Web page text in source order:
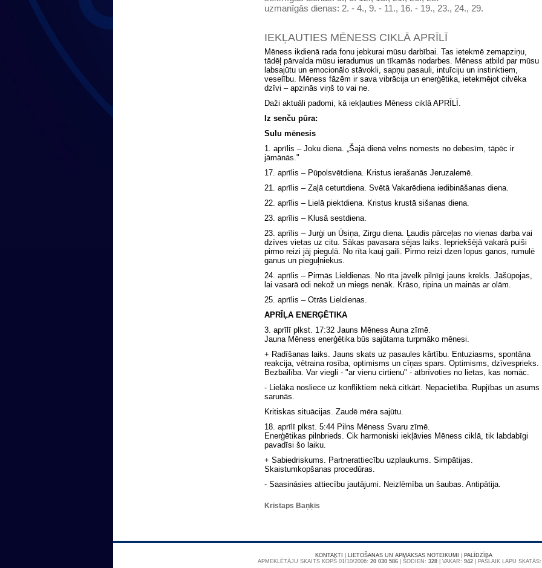
uzmanīgās dienas: 2. - 4., 9. - 11., 16. - 19., 23., 24., 29.
IEKĻAUTIES MĒNESS CIKLĀ APRĪLĪ
Mēness ikdienā rada fonu jebkurai mūsu darbībai. Tas ietekmē zemapziņu,
tādēļ pārvalda mūsu ieradumus un tīkamās nodarbes. Mēness atbild par mūsu
labsajūtu un emocionālo stāvokli, sapņu pasauli, intuīciju un instinktiem,
veselību. Mēness fāzēm ir sava vibrācija un enerģētika, ietekmējot cilvēka
dzīvi – apzinās viņš to vai ne.
Daži aktuāli padomi, kā iekļauties Mēness ciklā APRĪLĪ.
Iz senču pūra:
Sulu mēnesis
1. aprīlis – Joku diena. „Šajā dienā velns nomests no debesīm, tāpēc ir
jāmānās."
17. aprīlis – Pūpolsvētdiena. Kristus ierašanās Jeruzalemē.
21. aprīlis – Zaļā ceturtdiena. Svētā Vakarēdiena iedibināšanas diena.
22. aprīlis – Lielā piektdiena. Kristus krustā sišanas diena.
23. aprīlis – Klusā sestdiena.
23. aprīlis – Jurģi un Ūsiņa, Zirgu diena. Ļaudis pārceļas no vienas darba vai
dzīves vietas uz citu. Sākas pavasara sējas laiks. Iepriekšējā vakarā puiši
pirmo reizi jāj pieguļā. No rīta kauj gaili. Pirmo reizi dzen lopus ganos, rumulē
ganus un pieguļniekus.
24. aprīlis – Pirmās Lieldienas. No rīta jāvelk pilnīgi jauns krekls. Jāšūpojas,
lai vasarā odi nekož un miegs nenāk. Krāso, ripina un mainās ar olām.
25. aprīlis – Otrās Lieldienas.
APRĪĻA ENERĢĒTIKA
3. aprīlī plkst. 17:32 Jauns Mēness Auna zīmē.
Jauna Mēness enerģētika būs sajūtama turpmāko mēnesi.
+ Radīšanas laiks. Jauns skats uz pasaules kārtību. Entuziasms, spontāna
reakcija, vētraina rosība, optimisms un cīņas spars. Optimisms, dzīvesprieks.
Bezbailība. Var viegli - "ar vienu cirtienu" - atbrīvoties no lietas, kas nomāc.
- Lielāka nosliece uz konfliktiem nekā citkārt. Nepacietība. Rupjības un asums
sarunās.
Kritiskas situācijas. Zaudē mēra sajūtu.
18. aprīlī plkst. 5:44 Pilns Mēness Svaru zīmē.
Enerģētikas pilnbrieds. Cik harmoniski iekļāvies Mēness ciklā, tik labdabīgi
pavadīsi šo laiku.
+ Sabiedriskums. Partnerattiecību uzplaukums. Simpātijas.
Skaistumkopšanas procedūras.
- Saasināsies attiecību jautājumi. Neizlēmība un šaubas. Antipātija.
Kristaps Baņķis
KONTAKTI LIETOŠANAS UN APMAKSAS NOTEIKUMI
PALĪDZĪBA
APMEKLĒTĀJU SKAITS KOPŠ 01/10/2006: 20 030 586 | ŠODIEN: 328 | VAKAR: 942 | PAŠLAIK LAPU SKATĀS: